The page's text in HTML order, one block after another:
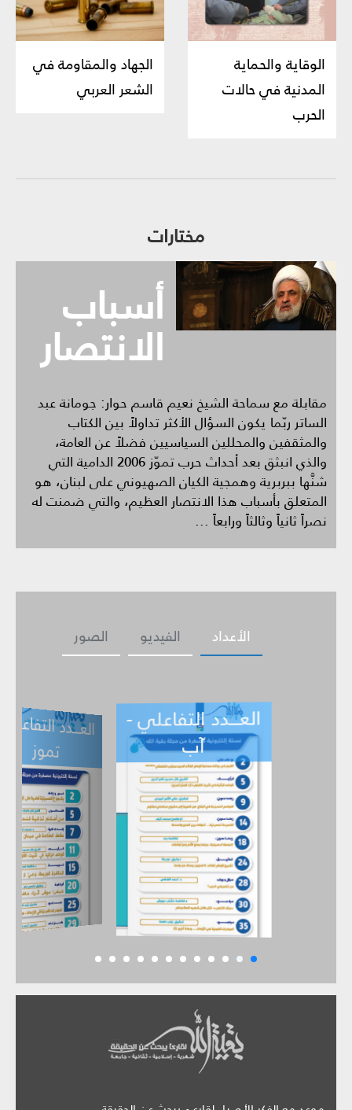
الوقاية والحماية
المدنية في حالات
الحرب
الجهاد والمقاومة في
الشعر العربي
مختارات
أسباب
الانتصار
مقابلة مع سماحة الشيخ نعيم قاسم حوار: جومانة عبد
الساتر ربّما يكون السؤال الأكثر تداولاً بين الكتاب
والمثقفين والمحللين السياسيين فضلاً عن العامة،
والذي انبثق بعد أحداث حرب تموّز 2006 الدامية التي
شنَّها ببربرية وهمجية الكيان الصهيوني على لبنان، هو
المتعلق بأسباب هذا الانتصار العظيم، والتي ضمنت له
نصراً ثانياً وثالثاً ورابعاً ...
الصور الفيديو الأعداد
العـــدد التفاعلي -
تموز
العـــدد
ي
حزيران